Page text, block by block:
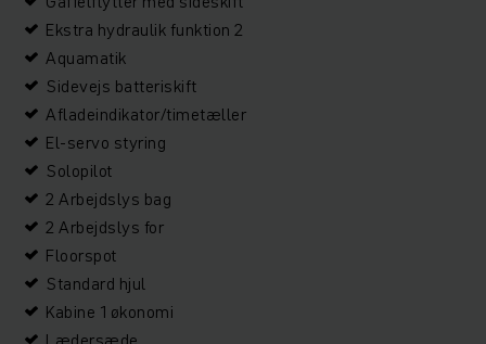
Ekstra hydraulik funktion 2
Aquamatik
Sidevejs batteriskift
Afladeindikator/timetæller
El-servo styring
Solopilot
2 Arbejdslys bag
2 Arbejdslys for
Floorspot
Standard hjul
Kabine 1 økonomi